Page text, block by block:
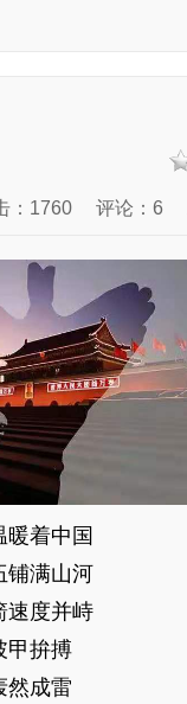
：1760 评论：6
暖着中国
铺满山河
速度并峙
甲拚搏
然成雷